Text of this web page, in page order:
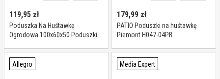
119,95 zł
Poduszka Na Huśtawkę
Ogrodowa 100x60x50 Poduszki
179,99 zł
PATIO Poduszki na huśtawkę
Piemont H047-04PB
Allegro Media Expert